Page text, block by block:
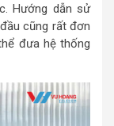
Hướng dẫn sử
cũng rất đơn
đưa hệ thống